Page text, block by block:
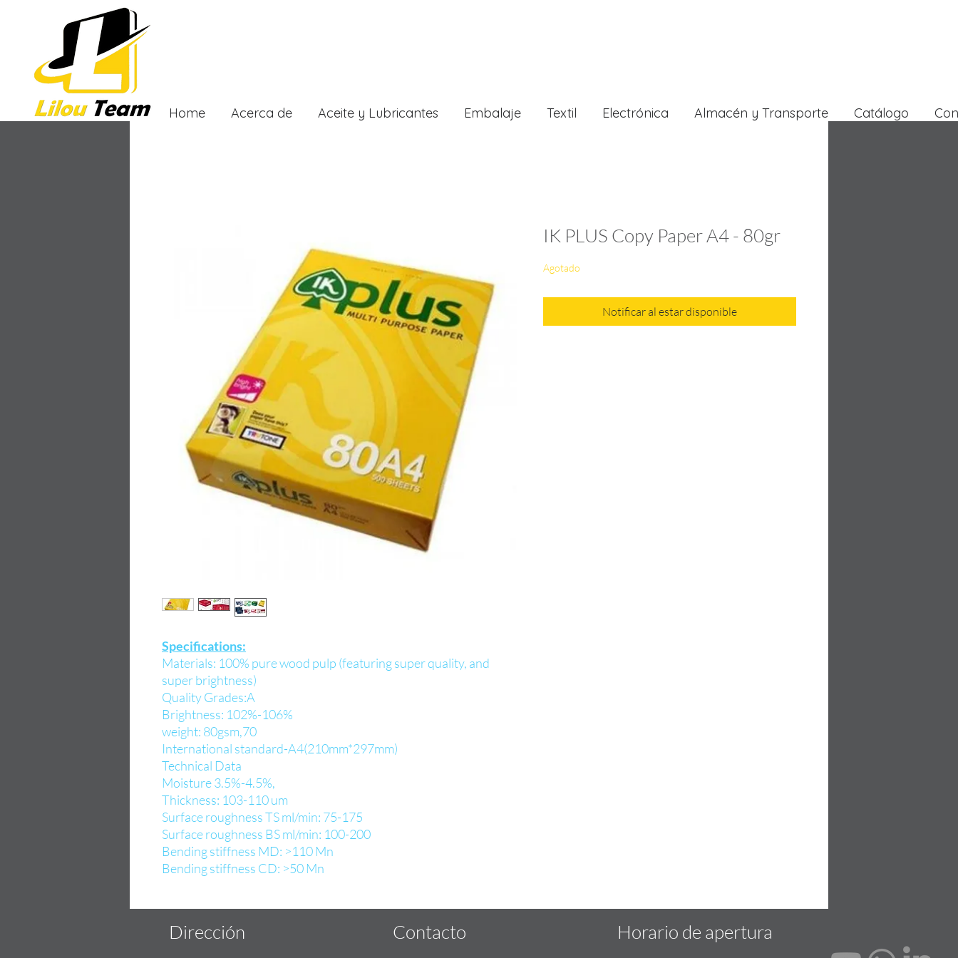
Home Acerca de Aceite y Lubricantes Embalaje Textil Electrónica Almacén y Transporte Catálogo
Specifications:
Materials: 100% pure wood pulp (featuring super quality, and
super brightness)
Quality Grades:A
Brightness: 102%-106%
weight: 80gsm,70
International standard-A4(210mm*297mm)
Technical Data
Moisture 3.5%-4.5%,
Thickness: 103-110 um
Surface roughness TS ml/min: 75-175
Surface roughness BS ml/min: 100-200
Bending stiffness MD: >110 Mn
Bending stiffness CD: >50 Mn
IK PLUS Copy Paper A4 - 80gr
Agotado
Notificar al estar disponible
Dirección Contacto Horario de apertura